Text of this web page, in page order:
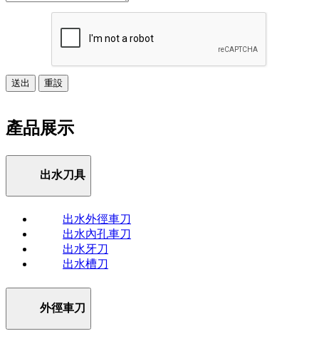
送出 重設
產品展示
出水刀具
出水外徑車刀
出水內孔車刀
出水牙刀
出水槽刀
外徑車刀